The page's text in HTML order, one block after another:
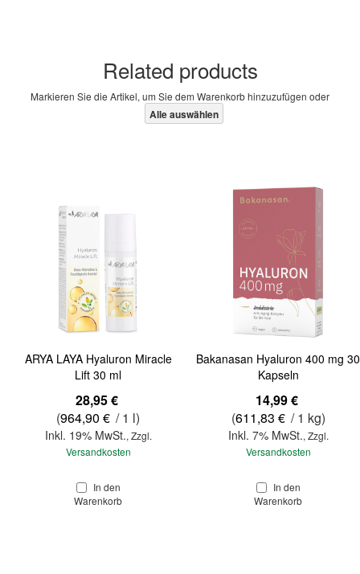
Related products
Markieren Sie die Artikel, um Sie dem Warenkorb hinzuzufügen oder
Alle auswählen
ARYA LAYA Hyaluron Miracle
Lift 30 ml
28,95 €
(964,90 € / 1 l)
Inkl. 19% MwSt., Zzgl.
Versandkosten
In den
Warenkorb
Bakanasan Hyaluron 400 mg 30
Kapseln
14,99 €
(611,83 € / 1 kg)
Inkl. 7% MwSt., Zzgl.
Versandkosten
In den
Warenkorb